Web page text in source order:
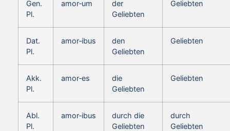
Gen.
Pl.
amor‑um
der
Geliebten
Geliebten
Dat.
Pl.
amor‑ibus
den
Geliebten
Geliebten
Akk.
Pl.
amor‑es
die
Geliebten
Geliebten
Abl.
Pl.
amor‑ibus
durch die
Geliebten
durch
Geliebten